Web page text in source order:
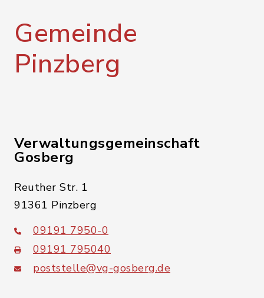
Gemeinde
Pinzberg
Verwaltungsgemeinschaft
Gosberg
Reuther Str. 1
91361 Pinzberg
09191 7950-0
09191 795040
poststelle@vg-gosberg.de